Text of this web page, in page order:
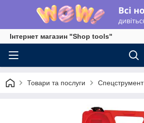
Інтернет магазин "Shop tools"
Товари та послуги Спецструмент